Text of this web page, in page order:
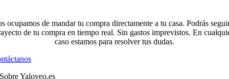
ocupamos de mandar tu compra directamente a tu casa. Podrás
de tu compra en tiempo real. Sin gastos imprevistos. En
caso estamos para resolver tus dudas.
Sobre Yaloveo.es